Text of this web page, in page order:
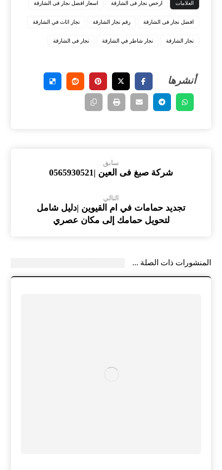
العلامات ارخص نجار فى الشارقة اسعار افضل نجار فى الشارقة
افضل نجار فى الشارقة رقم نجار الشارقة نجار اثاث في الشارقة
نجار الشارقة نجار شاطر في الشارقة نجار فى الشارقة
سابق
شركة صبغ فى العين |0565930521
التالي
تجديد حمامات في ام القيوين |دليل شامل
لتحويل حمامك إلى مكان عصري
المنشورات ذات الصلة ...